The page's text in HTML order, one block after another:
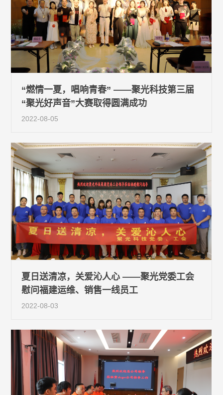
“燃情一夏，唱响青春” ——聚光科技第三届
“聚光好声音”大赛取得圆满成功
2022-08-05
夏日送清凉，关爱沁人心 ——聚光党委工会
慰问福建运维、销售一线员工
2022-08-03